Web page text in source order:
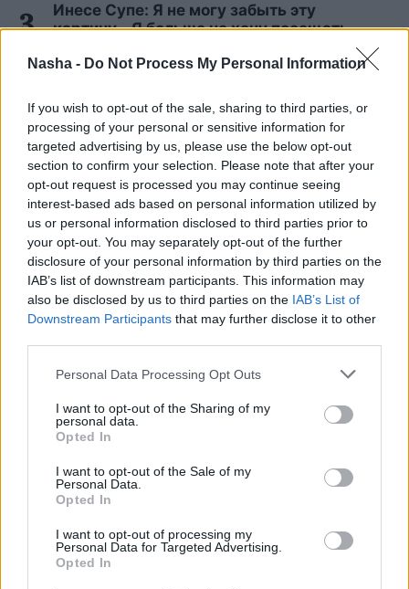
Nasha - Do Not Process My Personal Information
If you wish to opt-out of the sale, sharing to third parties, or
processing of your personal or sensitive information for
targeted advertising by us, please use the below opt-out
section to confirm your selection. Please note that after your
opt-out request is processed you may continue seeing
interest-based ads based on personal information utilized by
us or personal information disclosed to third parties prior to
your opt-out. You may separately opt-out of the further
disclosure of your personal information by third parties on the
IAB’s list of downstream participants. This information may
also be disclosed by us to third parties on the IAB’s List of
Downstream Participants that may further disclose it to other
Personal Data Processing Opt Outs
I want to opt-out of the Sharing of my
personal data.
Opted In
I want to opt-out of the Sale of my
Personal Data.
Opted In
I want to opt-out of processing my
Personal Data for Targeted Advertising.
Opted In
Инесе Супе: Я не могу забыть эту
картину… Я больше не хочу посещать
которые склонны к эмоциональному
контролю над другими людьми
Людейувлёк быстрый IQ-тест: он
заставит пошевелить мозгами, чтобы
проверить твою эрудицию
Читать другие новости
Пламя,42 градуса,